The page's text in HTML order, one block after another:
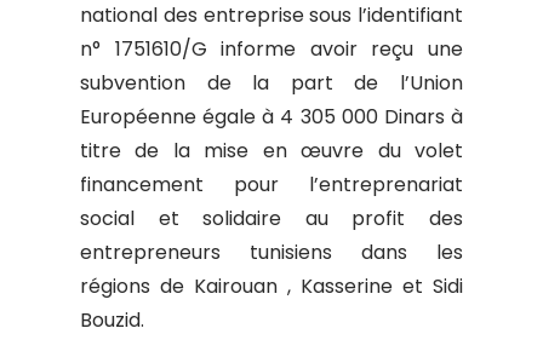
national des entreprise sous l’identifiant
n° 1751610/G informe avoir reçu une
subvention de la part de l’Union
Européenne égale à 4 305 000 Dinars à
titre de la mise en œuvre du volet
financement pour l’entreprenariat
social et solidaire au profit des
entrepreneurs tunisiens dans les
régions de Kairouan , Kasserine et Sidi
Bouzid.